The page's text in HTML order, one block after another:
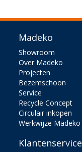
Madeko
Showroom
Over Madeko
Projecten
Bezemschoon
Service
Recycle Concept
Circulair inkopen
Werkwijze Madeko
Klantenservice